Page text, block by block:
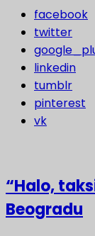
facebook
twitter
linkedin
tumblr
pinterest
vk
“Halo,
Beogradu